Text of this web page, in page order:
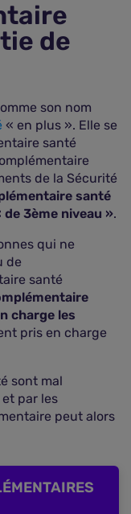
de
son nom
« en plus ». Elle se
santé
de la Sécurité
santé
3ème niveau ».
qui ne
de
santé
charge les
pris en charge
sont mal
par les
peut alors